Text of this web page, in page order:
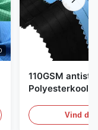
110GSM
Vind de